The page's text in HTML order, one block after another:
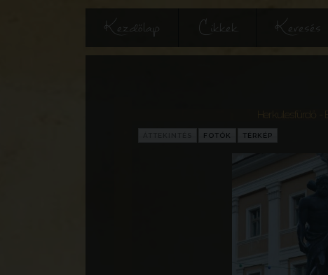
Kezdőlap Cikkek Keresés
Herkulesfürdő -
FOTÓK TÉRKÉP